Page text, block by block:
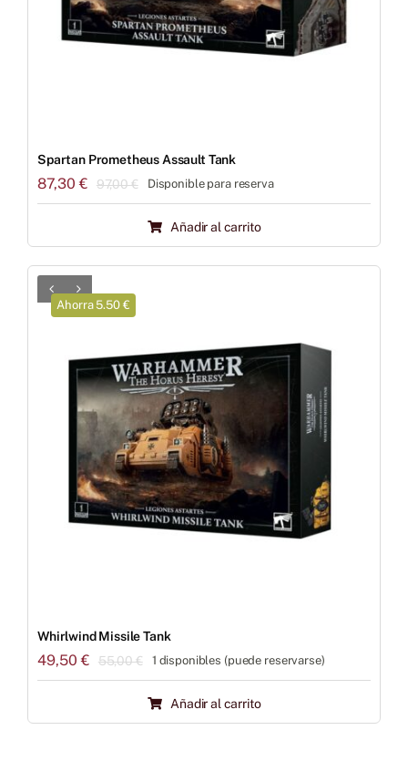
Spartan Prometheus Assault Tank
97,00€El
original
era:
87,30€
El
actual
es:
Disponible para reserva
Añadir al carrito
Ahorra 5.50 €
Whirlwind Missile Tank
55,00€El
original
era:
49,50€
El
actual
es:
1 disponibles (puede reservarse)
Añadir al carrito